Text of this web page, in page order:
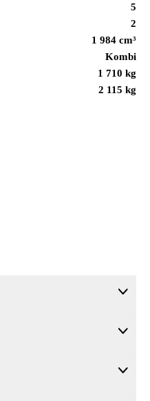
5
2
1 984 cm³
Kombi
1 710 kg
2 115 kg